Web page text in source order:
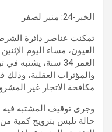
الخبر-24: منير لصفر
تمكنت عناصر دائرة
العيون، مساء اليوم
العمر 34 سنة،
والمؤثرات العقلية، وذلك
مكافحة الاتجار غير
وجرى توقيف المشتبه
حالة تلبس بترويج كمية